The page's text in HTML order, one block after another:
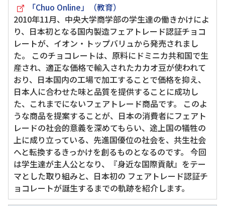
「Chuo Online」（教育）
2010年11月、中央大学商学部の学生達の働きかけによ
り、日本初となる国内製造フェアトレード認証チョコ
レートが、イオン・トップバリュから発売されまし
た。 このチョコレートは、原料にドミニカ共和国で生
産され、適正な価格で輸入されたカカオ豆が使われて
おり、日本国内の工場で加工することで価格を抑え、
日本人に合わせた味と品質を提供することに成功し
た、これまでにないフェアトレード商品です。 このよ
うな商品を提案することが、日本の消費者にフェアト
レードの社会的意義を深めてもらい、途上国の犠牲の
上に成り立っている、先進国優位の社会を、共生社会
へと転換するきっかけを創るものとなるのです。 今回
は学生達が主人公となり、『身近な国際貢献』をテー
マとした取り組みと、日本初の フェアトレード認証チ
ョコレートが誕生するまでの軌跡を紹介します。